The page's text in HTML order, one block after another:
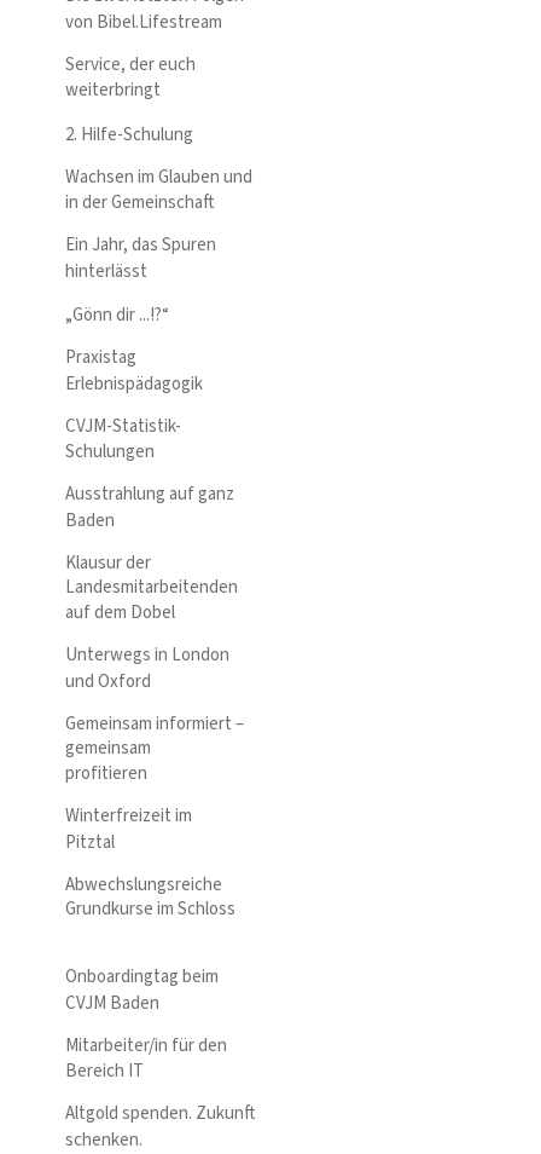
von Bibel.Lifestream
Service, der euch
weiterbringt
2. Hilfe-Schulung
Wachsen im Glauben und
in der Gemeinschaft
Ein Jahr, das Spuren
hinterlässt
„Gönn dir ...!?“
Praxistag
Erlebnispädagogik
CVJM-Statistik-
Schulungen
Ausstrahlung auf ganz
Baden
Klausur der
Landesmitarbeitenden
auf dem Dobel
Unterwegs in London
und Oxford
Gemeinsam informiert –
gemeinsam
profitieren
Winterfreizeit im
Pitztal
Abwechslungsreiche
Grundkurse im Schloss
Onboardingtag beim
CVJM Baden
Mitarbeiter/in für den
Bereich IT
Altgold spenden. Zukunft
schenken.